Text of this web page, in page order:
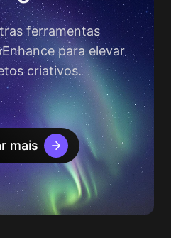
ferramentas
para elevar
criativos.
mais